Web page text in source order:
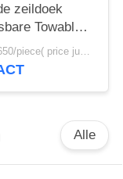
zeildoek
Towable
pvc de
voor
USD530-650/piece( price just for reference, detailed prices need to be confirmed) MOQ:1PC
Alle